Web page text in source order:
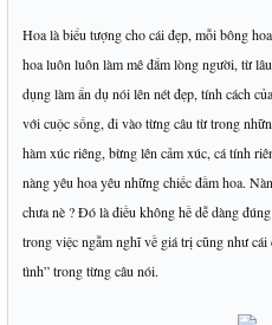
Hoa là biểu tượng cho cái đẹp, mỗi bông
hoa luôn luôn làm mê đắm lòng người, từ
dụng làm ẩn dụ nói lên nét đẹp, tính cách
với cuộc sống, đi vào từng câu từ trong
hàm xúc riêng, bừng lên cảm xúc, cá tính
nàng yêu hoa yêu những chiếc đầm hoa.
chưa nè ? Đó là điều không hề dễ dàng
trong việc ngẫm nghĩ về giá trị cũng như cái
tình” trong từng câu nói.